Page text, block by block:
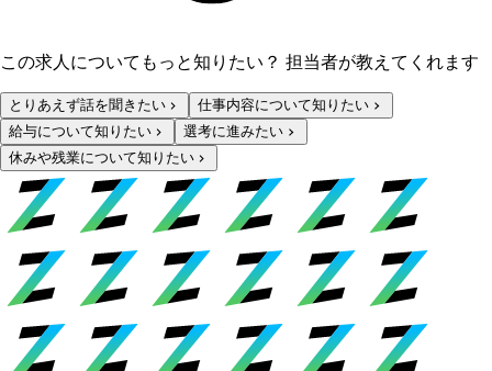
この求人についてもっと知りたい？ 担当者が教えてくれます
とりあえず話を聞きたい
仕事内容について知りたい
給与について知りたい
選考に進みたい
休みや残業について知りたい